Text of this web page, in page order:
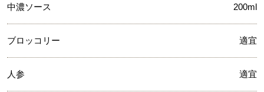
中濃ソース 200ml
ブロッコリー 適宜
人参 適宜